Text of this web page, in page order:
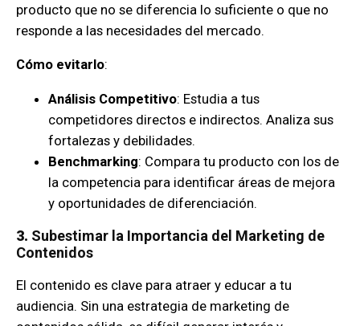
producto que no se diferencia lo suficiente o que no
responde a las necesidades del mercado.
Cómo evitarlo:
Análisis Competitivo: Estudia a tus
competidores directos e indirectos. Analiza sus
fortalezas y debilidades.
Benchmarking: Compara tu producto con los de
la competencia para identificar áreas de mejora
y oportunidades de diferenciación.
3. Subestimar la Importancia del Marketing de
Contenidos
El contenido es clave para atraer y educar a tu
audiencia. Sin una estrategia de marketing de